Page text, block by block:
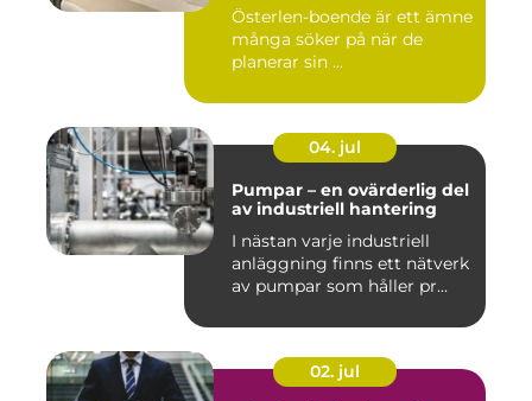
Österlen-boende är ett ämne
många söker på när de
planerar sin ...
04. jul
Pumpar – en ovärderlig del
av industriell hantering
I nästan varje industriell
anläggning finns ett nätverk
av pumpar som håller pr...
02. jul